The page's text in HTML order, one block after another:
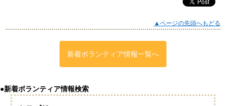
▲ページの先頭へもどる
新着ボランティア情報一覧へ
●新着ボランティア情報検索